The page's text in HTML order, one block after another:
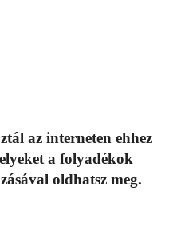
az interneten ehhez
a folyadékok
oldhatsz meg.